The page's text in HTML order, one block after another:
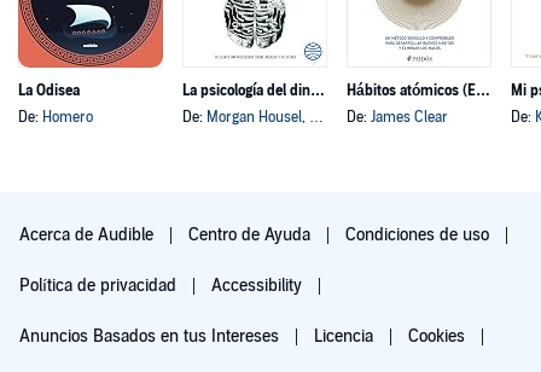
La Odisea
De: Homero
La psicología del dinero
De: Morgan Housel, y otros
Hábitos atómicos (Español neutro)
De: James Clear
Mi
De:
Acerca de Audible Centro de Ayuda Condiciones de uso
Política de privacidad Accessibility
Anuncios Basados en tus Intereses Licencia Cookies